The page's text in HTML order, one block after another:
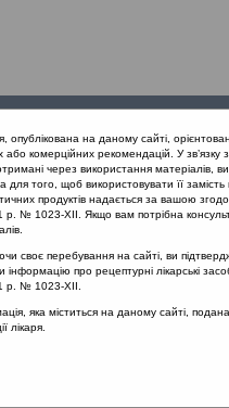
заходи
антибіотикотерапія
Раціональна
опублікована на даному сайті,
або комерційних рекомендацій. У
через використання
для того, щоб використовувати її
продуктів надається за вашою
№ 1023-XII. Якщо вам потрібна
своє перебування на сайті, ви
інформацію про рецептурні лікарські
р. № 1023-XII.
яка міститься на даному сайті,
лікаря.